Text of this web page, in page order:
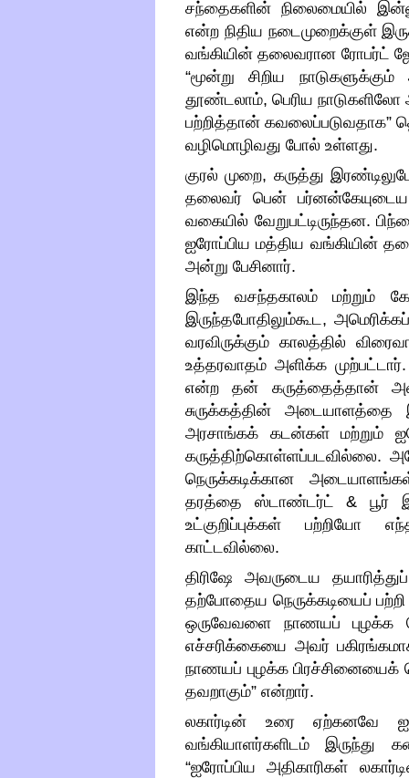
சந்தைகளின் நிலைமையில்
என்ற நிதிய நடைமுறைக்குள்
வங்கியின் தலைவரான ரோபர்ட்
“மூன்று சிறிய
தூண்டலாம், பெரிய
பற்றித்தான் கவலைப்படுவதாக”
வழிமொழிவது போல் உள்ளது.
குரல் முறை, கருத்து
தலைவர் பென் பர்னன்கேயுடைய
வகையில் வேறுபட்டிருந்தன.
ஐரோப்பிய மத்திய வங்கியின்
அன்று பேசினார்.
இந்த வசந்தகாலம் மற்றும்
இருந்தபோதிலும்கூட,
வரவிருக்கும் காலத்தில்
உத்தரவாதம் அளிக்க முற்பட்டார்
என்ற தன் கருத்தைத்தான்
சுருக்கத்தின் அடையாளத்தை
அரசாங்கக் கடன்கள் மற்றும்
கருத்திற்கொள்ளப்படவில்லை.
நெருக்கடிக்கான அடையாளங்கள்
தரத்தை ஸ்டாண்டர்ட் &பூர்
உட்குறிப்புக்கள்
காட்டவில்லை.
திரிஷே அவருடைய
தற்போதைய நெருக்கடியைப் பற்றி
ஒருவேவளை நாணயப் புழக்க
எச்சரிக்கையை அவர்
நாணயப் புழக்க பிரச்சினையைக்
தவறாகும்” என்றார்.
லகார்டின் உரை ஏற்கனவே
வங்கியாளர்களிடம் இருந்து
“ஐரோப்பிய அதிகாரிகள்